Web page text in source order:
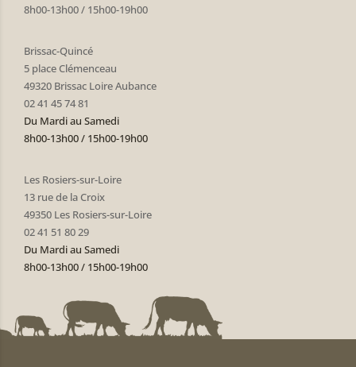
8h00-13h00 / 15h00-19h00
Brissac-Quincé
5 place Clémenceau
49320 Brissac Loire Aubance
02 41 45 74 81
Du Mardi au Samedi
8h00-13h00 / 15h00-19h00
Les Rosiers-sur-Loire
13 rue de la Croix
49350 Les Rosiers-sur-Loire
02 41 51 80 29
Du Mardi au Samedi
8h00-13h00 / 15h00-19h00